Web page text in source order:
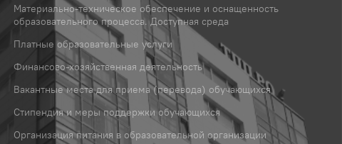
Материально-техническое обеспечение и оснащенность
образовательного процесса. Доступная среда
Платные образовательные услуги
Финансово-хозяйственная деятельность
Вакантные места для приема (перевода) обучающихся
Стипендия и меры поддержки обучающихся
Организация питания в образовательной организации